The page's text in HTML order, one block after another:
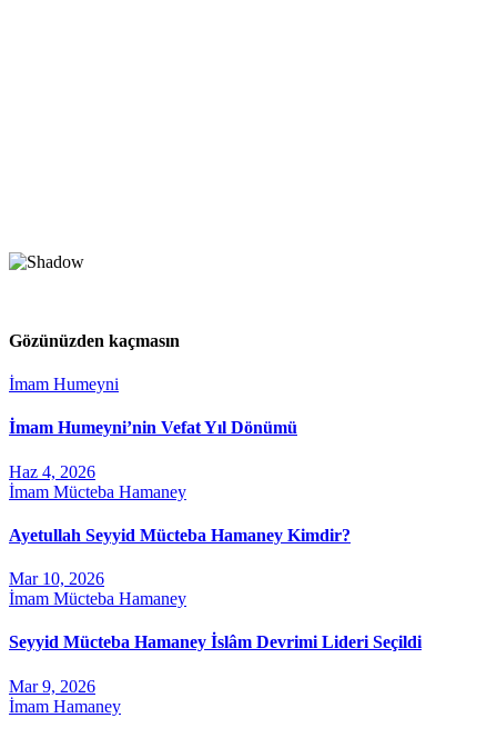
Gözünüzden kaçmasın
İmam Humeyni
İmam Humeyni’nin Vefat Yıl Dönümü
Haz 4, 2026
İmam Mücteba Hamaney
Ayetullah Seyyid Mücteba Hamaney Kimdir?
Mar 10, 2026
İmam Mücteba Hamaney
Seyyid Mücteba Hamaney İslâm Devrimi Lideri Seçildi
Mar 9, 2026
İmam Hamaney